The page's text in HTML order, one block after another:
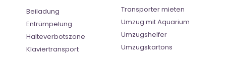
Beiladung
Entrümpelung
Halteverbotszone
Klaviertransport
Transporter mieten
Umzug mit Aquarium
Umzugshelfer
Umzugskartons